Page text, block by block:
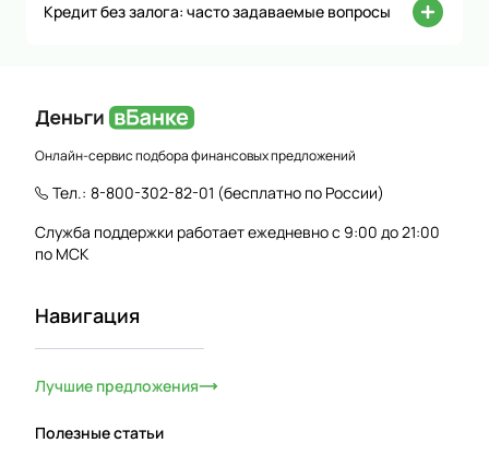
Кредит без залога: часто задаваемые вопросы
Онлайн-сервис подбора финансовых предложений
Тел.: 8-800-302-82-01 (бесплатно по России)
Служба поддержки работает ежедневно с 9:00 до 21:00
по МСК
Навигация
Лучшие предложения
Полезные статьи